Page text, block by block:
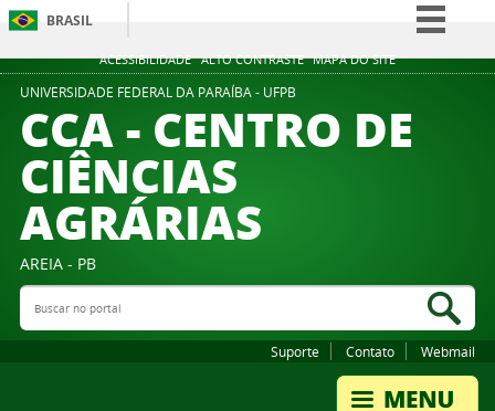
ACESSIBILIDADE ALTO CONTRASTE MAPA DO SITE
BRASIL
Simplifique!
Participe
UNIVERSIDADE FEDERAL DA PARAÍBA - UFPB
CCA - CENTRO DE
CIÊNCIAS
AGRÁRIAS
AREIA - PB
Buscar no portal
Suporte Contato Webmail